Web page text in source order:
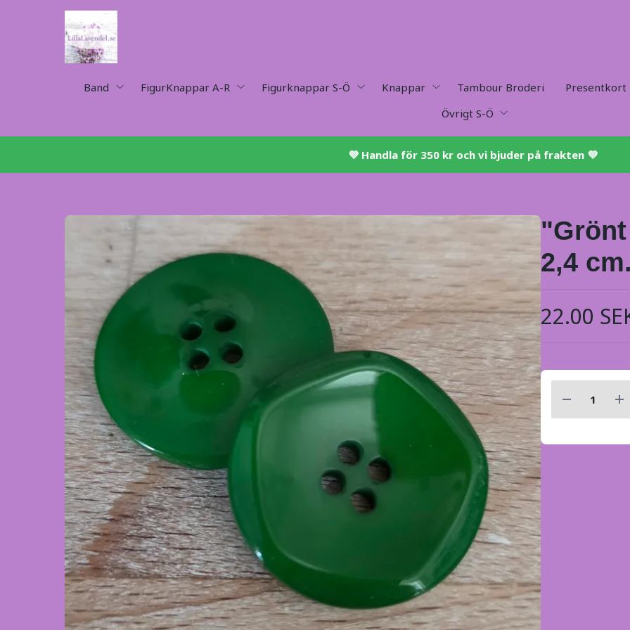
Band FigurKnappar A-R Figurknappar S-Ö Knappar Tambour Broderi Presentkort
Övrigt S-Ö
💜 ​Handla för 350 kr och vi bjuder på frakten 💜​
2,4
22.00